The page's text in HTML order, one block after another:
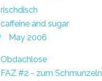
rischdisch
caffeine and sugar
May 2006
Obdachlose
FAZ #2 - zum Schmunzeln